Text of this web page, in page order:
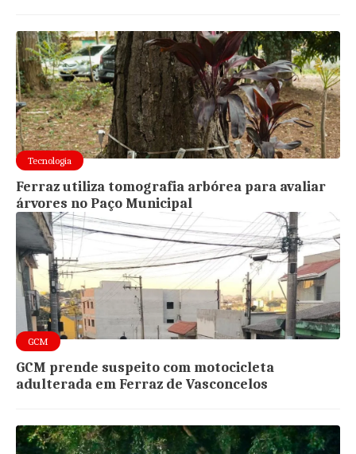
Tecnologia
Ferraz utiliza tomografia arbórea para avaliar
árvores no Paço Municipal
GCM
GCM prende suspeito com motocicleta
adulterada em Ferraz de Vasconcelos